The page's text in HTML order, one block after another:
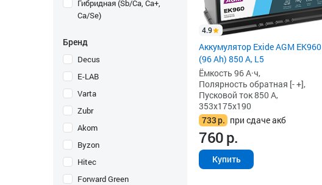
Гибридная (Sb/Ca, Ca+,
Ca/Se)
Бренд
Decus
E-LAB
Varta
Zubr
Akom
Byzon
Hitec
Forward Green
4.9
Аккумулятор Exide AGM EK960
(96 Ah) 850 А, L5
Ёмкость 96 А·ч,
Полярность обратная [- +],
Пусковой ток 850 А,
353x175x190
733р. при сдаче акб
760р.
Купить